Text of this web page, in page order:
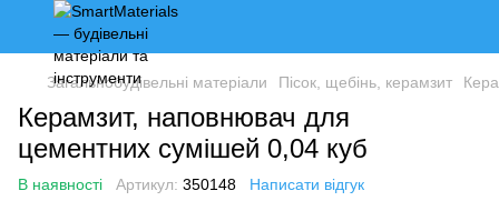
Загальнобудівельні матеріали Пісок, щебінь, керамзит
Керамзит, наповнювач для
цементних сумішей 0,04 куб
В наявності Артикул: 350148 Написати відгук